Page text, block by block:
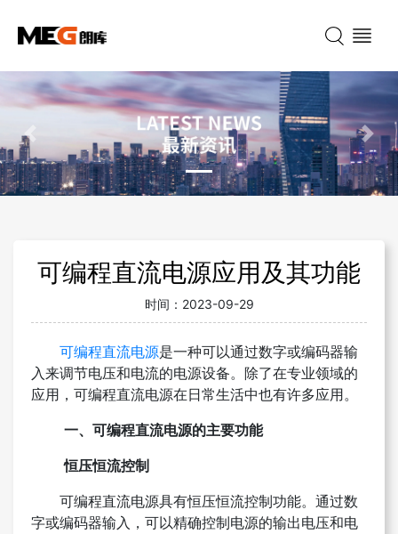
Previous Next
可编程直流电源应用及其功能
时间： 2023-09-29
可编程直流电源是一种可以通过数字或编码器输
入来调节电压和电流的电源设备。除了在专业领域的
应用，可编程直流电源在日常生活中也有许多应用。
一、可编程直流电源的主要功能
恒压恒流控制
可编程直流电源具有恒压恒流控制功能。通过数
字或编码器输入，可以精确控制电源的输出电压和电